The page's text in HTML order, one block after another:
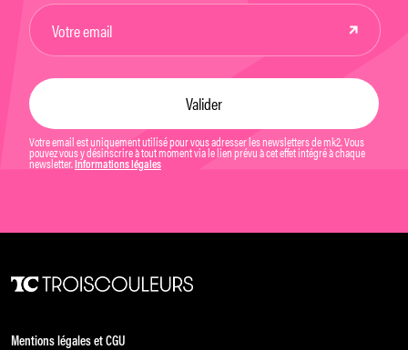
Votre email est uniquement utilisé pour vous adresser les newsletters de mk2. Vous
pouvez vous y désinscrire à tout moment via le lien prévu à cet effet intégré à chaque
newsletter. Informations légales
Mentions légales et CGU